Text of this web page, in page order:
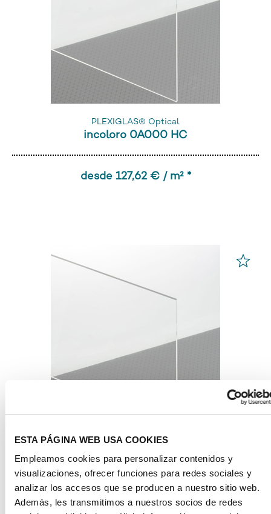
ESTA PÁGINA WEB USA COOKIES
Empleamos cookies para personalizar contenidos y
visualizaciones, ofrecer funciones para redes sociales y
analizar los accesos que se producen a nuestro sitio web.
Además, les transmitimos a nuestros socios de redes
PLEXIGLAS® Optical
incoloro 0A000 HC
desde 127,62 € / m² *
incoloro 0A570 HC
desde 84,98 € / m² *